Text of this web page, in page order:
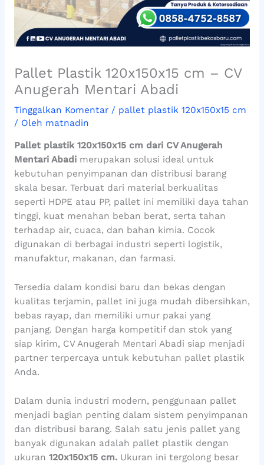
Pallet Plastik 120x150x15 cm – CV
Anugerah Mentari Abadi
Tinggalkan Komentar / pallet plastik 120x150x15 cm
/ Oleh matnadin
Pallet plastik 120x150x15 cm dari CV Anugerah
Mentari Abadimerupakan solusi ideal untuk
kebutuhan penyimpanan dan distribusi barang
skala besar. Terbuat dari material berkualitas
seperti HDPE atau PP, pallet ini memiliki daya tahan
tinggi, kuat menahan beban berat, serta tahan
terhadap air, cuaca, dan bahan kimia. Cocok
digunakan di berbagai industri seperti logistik,
manufaktur, makanan, dan farmasi.
Tersedia dalam kondisi baru dan bekas dengan
kualitas terjamin, pallet ini juga mudah dibersihkan,
bebas rayap, dan memiliki umur pakai yang
panjang. Dengan harga kompetitif dan stok yang
siap kirim, CV Anugerah Mentari Abadi siap menjadi
partner terpercaya untuk kebutuhan pallet plastik
Anda.
Dalam dunia industri modern, penggunaan pallet
menjadi bagian penting dalam sistem penyimpanan
dan distribusi barang. Salah satu jenis pallet yang
banyak digunakan adalah pallet plastik dengan
ukuran 120x150x15 cm.Ukuran ini tergolong besar